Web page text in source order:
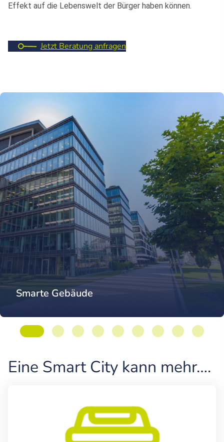
Effekt auf die Lebenswelt der Bürger haben können.
Jetzt Beratung anfragen
Smarte Gebäude
Eine Smart City kann mehr….